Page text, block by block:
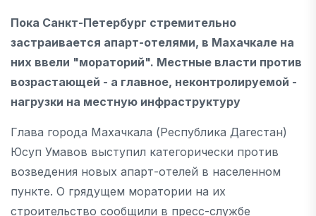
Пока Санкт-Петербург стремительно
застраивается апарт-отелями, в Махачкале на
них ввели "мораторий". Местные власти против
возрастающей - а главное, неконтролируемой -
нагрузки на местную инфраструктуру
Глава города Махачкала (Республика Дагестан)
Юсуп Умавов выступил категорически против
возведения новых апарт-отелей в населенном
пункте. О грядущем моратории на их
строительство сообщили в пресс-службе